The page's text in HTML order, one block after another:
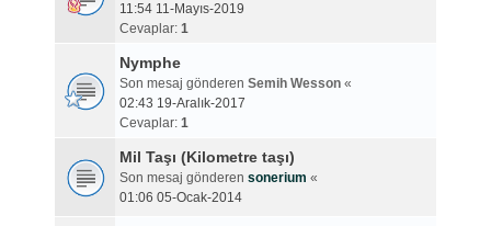
11:54 11-Mayıs-2019
Cevaplar: 1
Nymphe
Son mesaj gönderen Semih Wesson«
02:43 19-Aralık-2017
Cevaplar: 1
Mil Taşı (Kilometre taşı)
Son mesaj gönderen sonerium «
01:06 05-Ocak-2014